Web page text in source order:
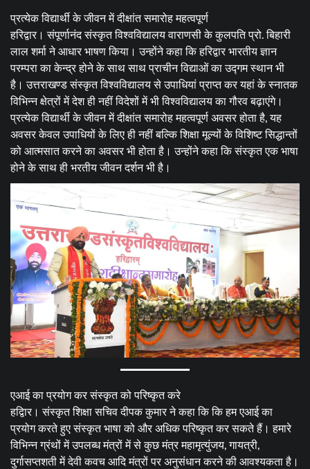
प्रत्येक विद्यार्थी के जीवन में दीक्षांत समारोह महत्वपूर्ण
हरिद्वार। संपूर्णानंद संस्कृत विश्वविद्यालय वाराणसी के कुलपति प्रो. बिहारी
लाल शर्मा ने आधार भाषण किया। उन्होंने कहा कि हरिद्वार भारतीय ज्ञान
परम्परा का केन्द्र होने के साथ साथ प्राचीन विद्याओं का उद्गम स्थान भी
है। उत्तराखण्ड संस्कृत विश्वविद्यालय से उपाधियां प्राप्त कर यहां के स्नातक
विभिन्न क्षेत्रों में देश ही नहीं विदेशों में भी विश्वविद्यालय का गौरव बढ़ाएंगे।
प्रत्येक विद्यार्थी के जीवन में दीक्षांत समारोह महत्वपूर्ण अवसर होता है, यह
अवसर केवल उपाधियों के लिए ही नहीं बल्कि शिक्षा मूल्यों के विशिष्ट सिद्धान्तों
को आत्मसात करने का अवसर भी होता है। उन्होंने कहा कि संस्कृत एक भाषा
होने के साथ ही भरतीय जीवन दर्शन भी है।
एआई का प्रयोग कर संस्कृत को परिष्कृत करे
हद्विार। संस्कृत शिक्षा सचिव दीपक कुमार ने कहा कि कि हम एआई का
प्रयोग करते हुए संस्कृत भाषा को और अधिक परिष्कृत कर सकते हैं। हमारे
विभिन्न ग्रंथों में उपलब्ध मंत्रों में से कुछ मंत्र महामृत्युंजय, गायत्री,
दुर्गासप्तशती में देवी कवच आदि मंत्रों पर अनुसंधान करने की आवश्यकता है।